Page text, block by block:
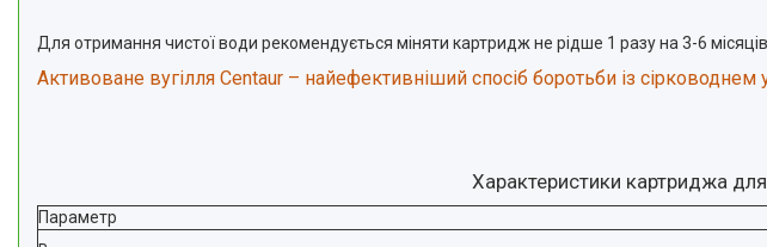
Для отримання чистої води рекомендується міняти картридж не рідше 1 разу на 3-6
Активоване вугілля Centaur – найефективніший спосіб боротьби із сірководнем
Характеристики картриджа
Параметр